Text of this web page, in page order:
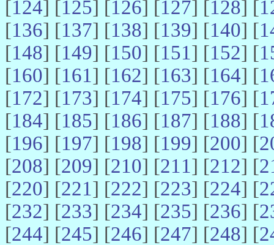
[124] [125] [126] [127] [128] [
[136] [137] [138] [139] [140] [
[148] [149] [150] [151] [152] [
[160] [161] [162] [163] [164] [
[172] [173] [174] [175] [176] [
[184] [185] [186] [187] [188] [
[196] [197] [198] [199] [200] [
[208] [209] [210] [211] [212] [
[220] [221] [222] [223] [224] [
[232] [233] [234] [235] [236] [
[244] [245] [246] [247] [248] [